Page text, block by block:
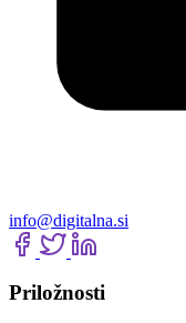
info@digitalna.si
Priložnosti